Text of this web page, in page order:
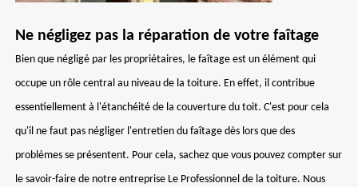
Ne négligez pas la réparation de votre faîtage
Bien que négligé par les propriétaires, le faîtage est un élément qui
occupe un rôle central au niveau de la toiture. En effet, il contribue
essentiellement à l'étanchéité de la couverture du toit. C'est pour cela
qu'il ne faut pas négliger l'entretien du faîtage dès lors que des
problèmes se présentent. Pour cela, sachez que vous pouvez compter sur
le savoir-faire de notre entreprise Le Professionnel de la toiture. Nous